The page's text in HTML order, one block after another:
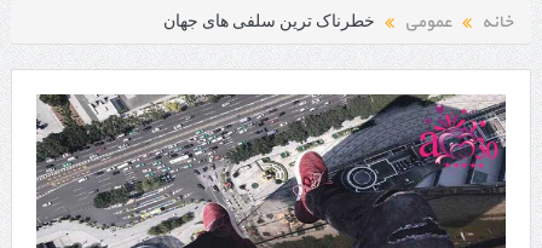
خانه عمومی خطرناک ترین سلفی های جهان